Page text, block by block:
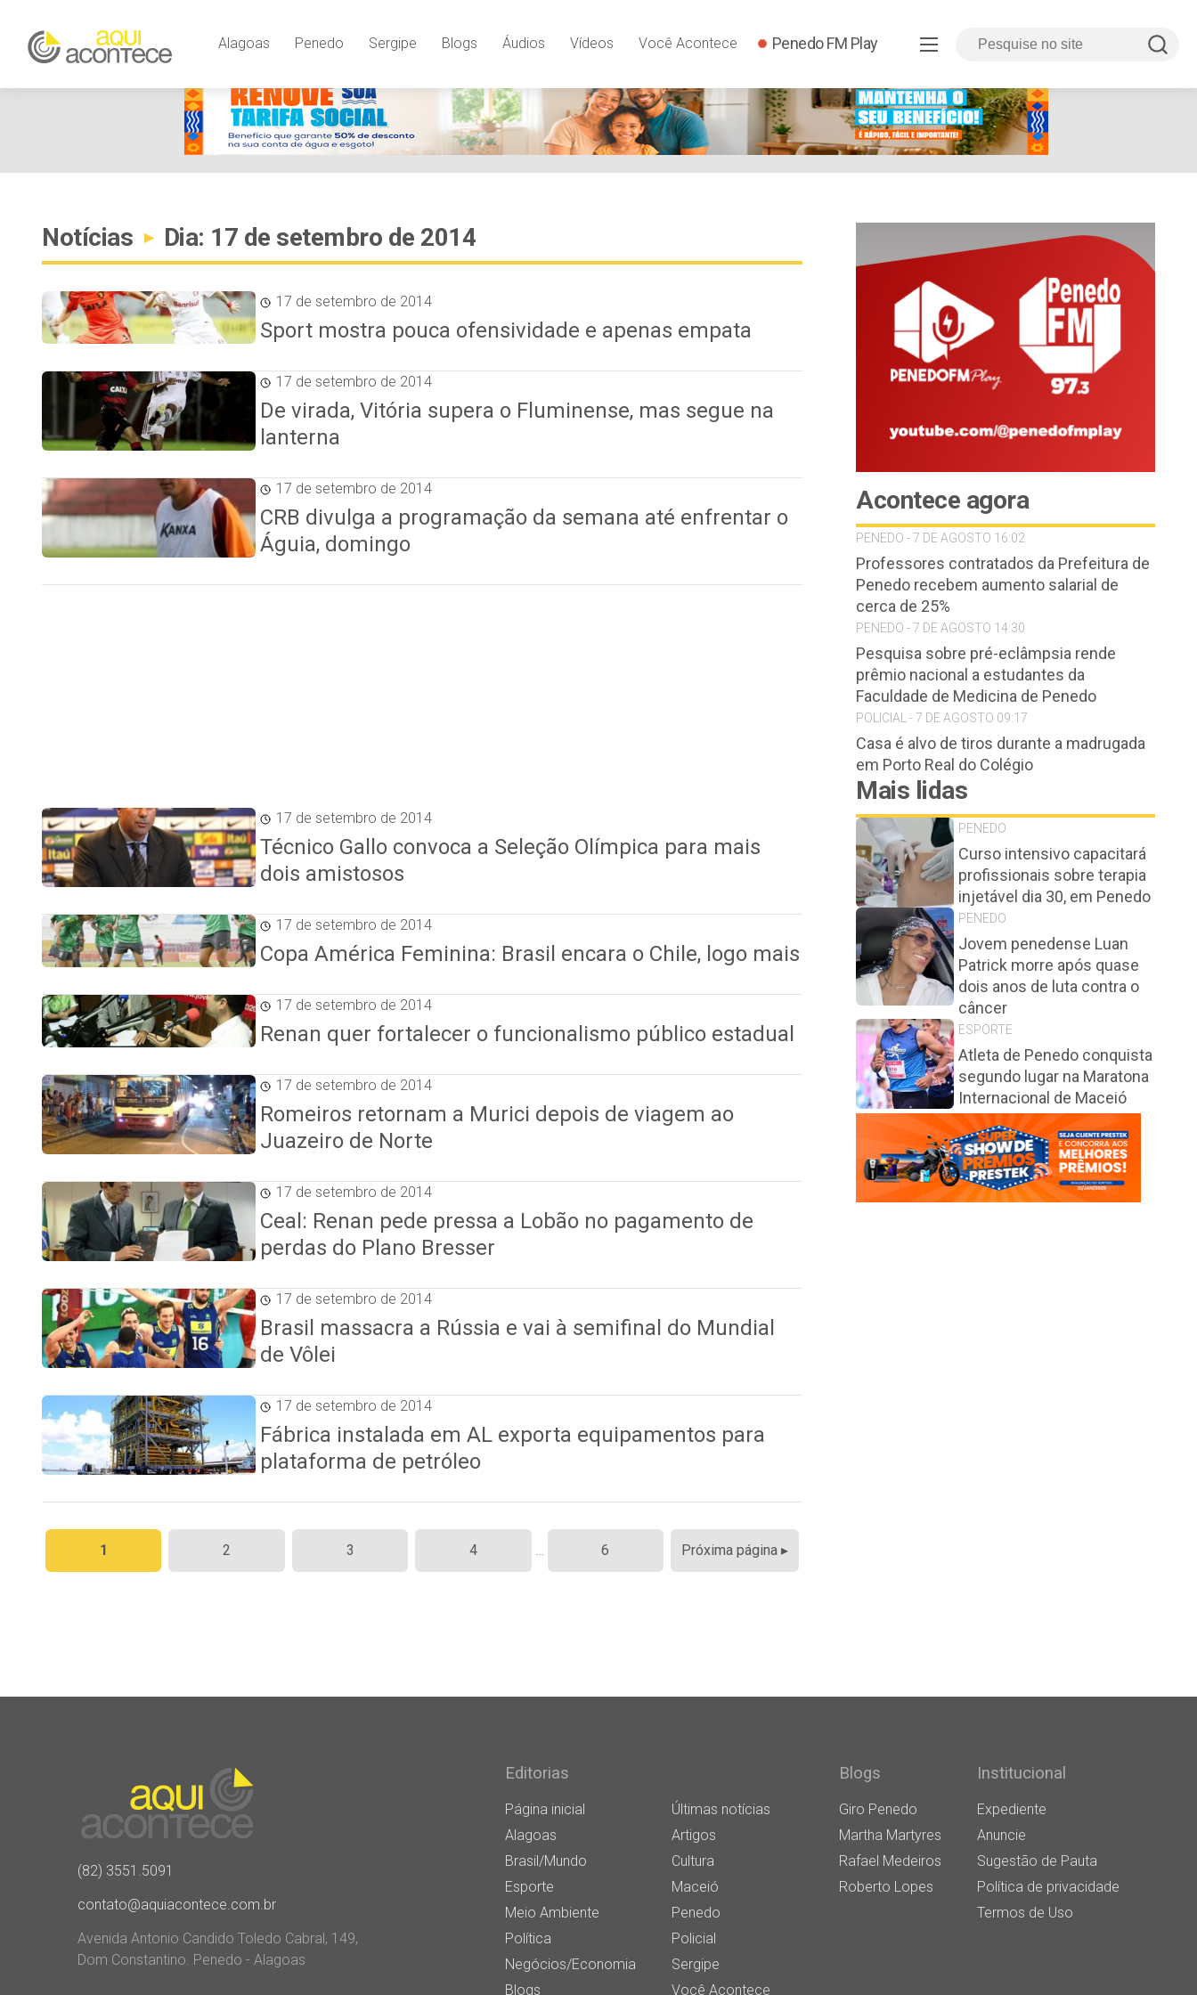
Alagoas Penedo Sergipe Blogs Áudios Vídeos Você Acontece Penedo FM Play
Notícias ▸ Dia: 17 de setembro de 2014
17 de setembro de 2014
Sport mostra pouca ofensividade e apenas empata
17 de setembro de 2014
De virada, Vitória supera o Fluminense, mas segue na
lanterna
17 de setembro de 2014
CRB divulga a programação da semana até enfrentar o
Águia, domingo
17 de setembro de 2014
Técnico Gallo convoca a Seleção Olímpica para mais
dois amistosos
17 de setembro de 2014
Copa América Feminina: Brasil encara o Chile, logo mais
17 de setembro de 2014
Renan quer fortalecer o funcionalismo público estadual
17 de setembro de 2014
Romeiros retornam a Murici depois de viagem ao
Juazeiro de Norte
17 de setembro de 2014
Ceal: Renan pede pressa a Lobão no pagamento de
perdas do Plano Bresser
17 de setembro de 2014
Brasil massacra a Rússia e vai à semifinal do Mundial
de Vôlei
17 de setembro de 2014
Fábrica instalada em AL exporta equipamentos para
plataforma de petróleo
Paginação
de
1 2 3 4 … 6 Próxima página ▸
Acontece agora
PENEDO - 7 DE AGOSTO 16:02
Professores contratados da Prefeitura de
Penedo recebem aumento salarial de
cerca de 25%
PENEDO - 7 DE AGOSTO 14:30
Pesquisa sobre pré-eclâmpsia rende
prêmio nacional a estudantes da
Faculdade de Medicina de Penedo
POLICIAL - 7 DE AGOSTO 09:17
Casa é alvo de tiros durante a madrugada
em Porto Real do Colégio
Mais lidas
PENEDO
Curso intensivo capacitará
profissionais sobre terapia
injetável dia 30, em Penedo
PENEDO
Jovem penedense Luan
Patrick morre após quase
dois anos de luta contra o
câncer
ESPORTE
Atleta de Penedo conquista
segundo lugar na Maratona
Internacional de Maceió
(82) 3551.5091
contato@aquiacontece.com.br
Avenida Antonio Candido Toledo Cabral, 149,
Dom Constantino. Penedo - Alagoas
Editorias
Página inicial
Últimas notícias
Alagoas
Artigos
Brasil/Mundo
Cultura
Esporte
Maceió
Meio Ambiente
Penedo
Política
Policial
Negócios/Economia
Sergipe
Blogs
Você Acontece
Blogs
Giro Penedo
Martha Martyres
Rafael Medeiros
Roberto Lopes
Institucional
Expediente
Anuncie
Sugestão de Pauta
Política de privacidade
Termos de Uso